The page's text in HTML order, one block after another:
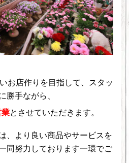
お店作りを目指して、スタッ
勝手ながら、
業とさせていただきます。
、より良い商品やサービスを
同努力しております一環でご